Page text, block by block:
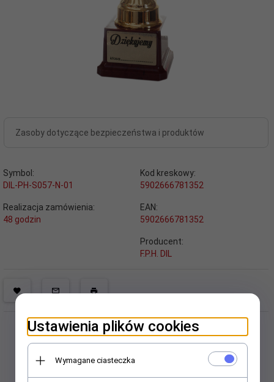
Zasoby dotyczące bezpieczeństwa i produktów
Symbol:
DIL-PH-S057-N-01
Kod kreskowy:
5902666781352
Realizacja zamówienia:
48 godzin
EAN:
5902666781352
Producent:
F.P.H. DIL
Ustawienia plików cookies
Wymagane ciasteczka